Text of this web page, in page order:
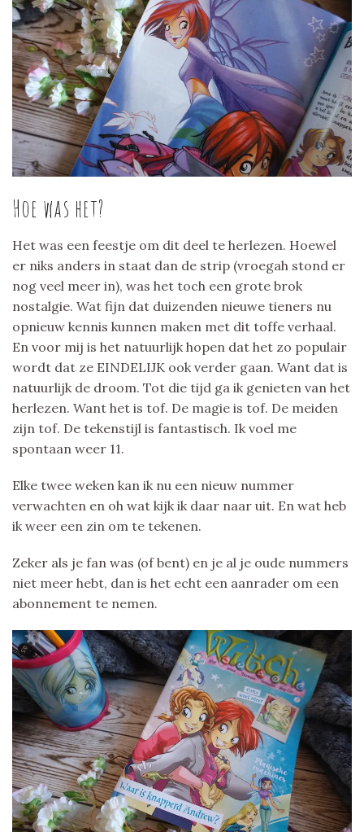
Hoe was het?
Het was een feestje om dit deel te herlezen. Hoewel
er niks anders in staat dan de strip (vroegah stond er
nog veel meer in), was het toch een grote brok
nostalgie. Wat fijn dat duizenden nieuwe tieners nu
opnieuw kennis kunnen maken met dit toffe verhaal.
En voor mij is het natuurlijk hopen dat het zo populair
wordt dat ze EINDELIJK ook verder gaan. Want dat is
natuurlijk de droom. Tot die tijd ga ik genieten van het
herlezen. Want het is tof. De magie is tof. De meiden
zijn tof. De tekenstijl is fantastisch. Ik voel me
spontaan weer 11.
Elke twee weken kan ik nu een nieuw nummer
verwachten en oh wat kijk ik daar naar uit. En wat heb
ik weer een zin om te tekenen.
Zeker als je fan was (of bent) en je al je oude nummers
niet meer hebt, dan is het echt een aanrader om een
abonnement te nemen.